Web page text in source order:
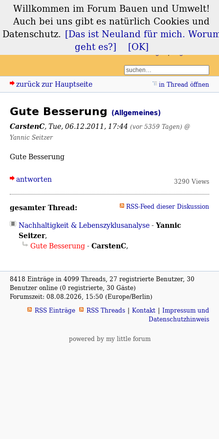
Forum Bauen und
Umwelt
zurück zur Hauptseite in Thread öffnen
Gute Besserung (Allgemeines)
CarstenC,Tue, 06.12.2011, 17:44 (vor 5359 Tagen) @
Yannic Seitzer
Gute Besserung
antworten 3290 Views
gesamter Thread: RSS-Feed dieser Diskussion
Nachhaltigkeit & Lebenszyklusanalyse-Yannic
Seitzer,
Gute Besserung- CarstenC,
8418 Einträge in 4099 Threads, 27 registrierte Benutzer, 30
Benutzer online (0 registrierte, 30 Gäste)
Forumszeit: 08.08.2026, 15:50 (Europe/Berlin)
RSS Einträge
RSS Threads Kontakt
Impressum und
Datenschutzhinweis
powered by my little forum
Willkommen im Forum Bauen und Umwelt!
Auch bei uns gibt es natürlich Cookies und
Datenschutz. [Das ist Neuland für mich.
geht es?]
[OK]